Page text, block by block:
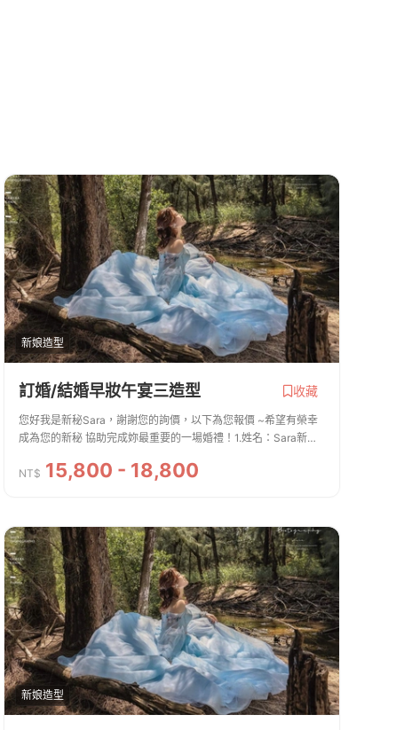
新娘造型
訂婚/結婚早妝午宴三造型 收藏
您好我是新秘Sara，謝謝您的詢價，以下為您報價 ~希望有榮幸
成為您的新秘 協助完成妳最重要的一場婚禮！1.姓名：Sara新娘
費用 ※新娘主妝＋造型、安瓶、...
NT$ 15,800 - 18,800
新娘造型